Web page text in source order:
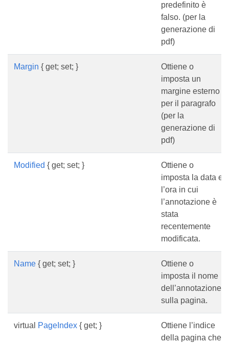
predefinito è
falso. (per la
generazione di
pdf)
Margin { get; set; }
Ottiene o
imposta un
margine esterno
per il paragrafo
(per la
generazione di
pdf)
Modified { get; set; }
Ottiene o
imposta la data e
l’ora in cui
l’annotazione è
stata
recentemente
modificata.
Name { get; set; }
Ottiene o
imposta il nome
dell’annotazione
sulla pagina.
virtual PageIndex { get; }
Ottiene l’indice
della pagina che